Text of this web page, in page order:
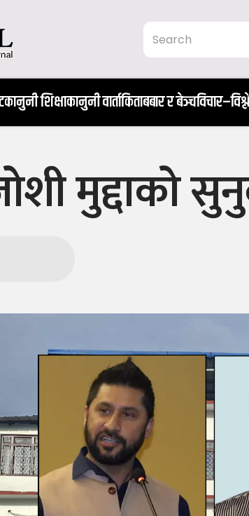
कानुनी शिक्षाकानुनी वार्ताकिताबबार र बेञ्च
मुद्दाको